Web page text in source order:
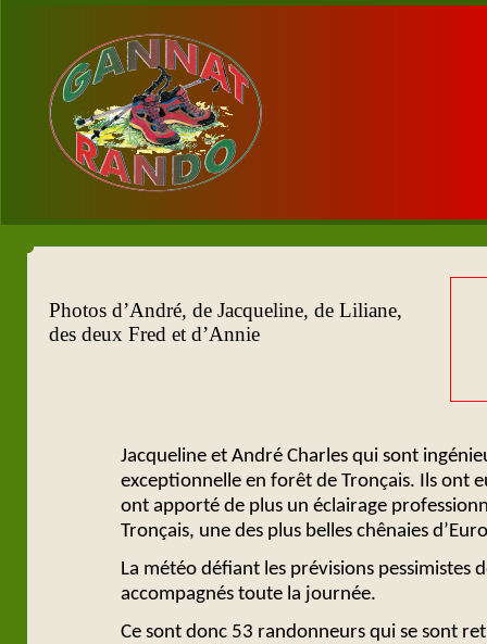
Jacqueline et André Charles qui sont
exceptionnelle en forêt de Tronçais. Ils ont
ont apporté de plus un éclairage
Tronçais, une des plus belles chênaies
La météo défiant les prévisions
accompagnés toute la journée.
Ce sont donc 53 randonneurs qui se sont
Photos d’André, de Jacqueline, de Liliane,
des deux Fred et d’Annie